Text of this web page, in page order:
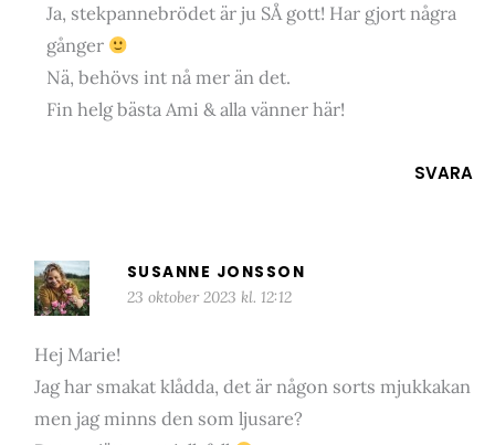
Ja, stekpannebrödet är ju SÅ gott! Har gjort några
gånger
Nä, behövs int nå mer än det.
Fin helg bästa Ami & alla vänner här!
SVARA
SUSANNE JONSSON
23 oktober 2023 kl. 12:12
Hej Marie!
Jag har smakat klådda, det är någon sorts mjukkakan
men jag minns den som ljusare?